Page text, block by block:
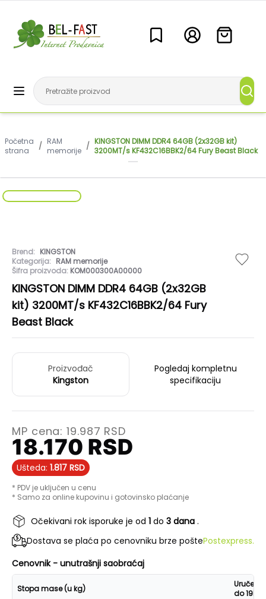
Početna
strana
/ RAM
memorije / KINGSTON DIMM DDR4 64GB (2x32GB kit)
3200MT/s KF432C16BBK2/64 Fury Beast Black
Brend: KINGSTON
Kategorija: RAM memorije
Šifra proizvoda: KOM000300A00000
KINGSTON DIMM DDR4 64GB (2x32GB
kit) 3200MT/s KF432C16BBK2/64 Fury
Beast Black
Proizvođač
Kingston
Pogledaj kompletnu
specifikaciju
MP cena:19.987 RSD
18.170 RSD
Ušteda: 1.817 RSD
* PDV je uključen u cenu
* Samo za online kupovinu i gotovinsko plaćanje
Očekivani rok isporuke je od 1 do 3 dana .
Dostava se plaća po cenovniku brze poštePostexpress.
Cenovnik - unutrašnji saobraćaj
Stopa mase (u kg)
Uručenje
do 19h